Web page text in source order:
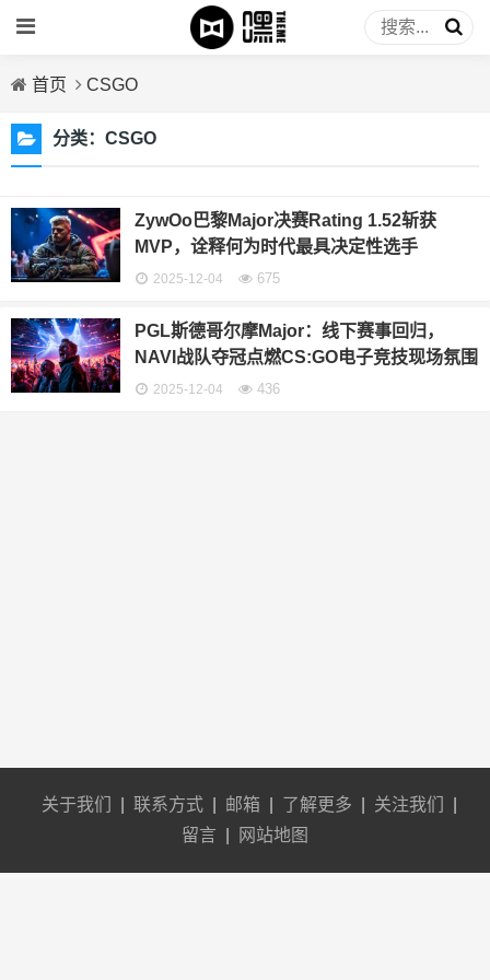
首页 CSGO
分类： CSGO
ZywOo巴黎Major决赛Rating 1.52斩获
MVP，诠释何为时代最具决定性选手
2025-12-04 675
PGL斯德哥尔摩Major：线下赛事回归，
NAVI战队夺冠点燃CS:GO电子竞技现场氛围
2025-12-04 436
关于我们 联系方式 邮箱 了解更多 关注我们
留言
网站地图